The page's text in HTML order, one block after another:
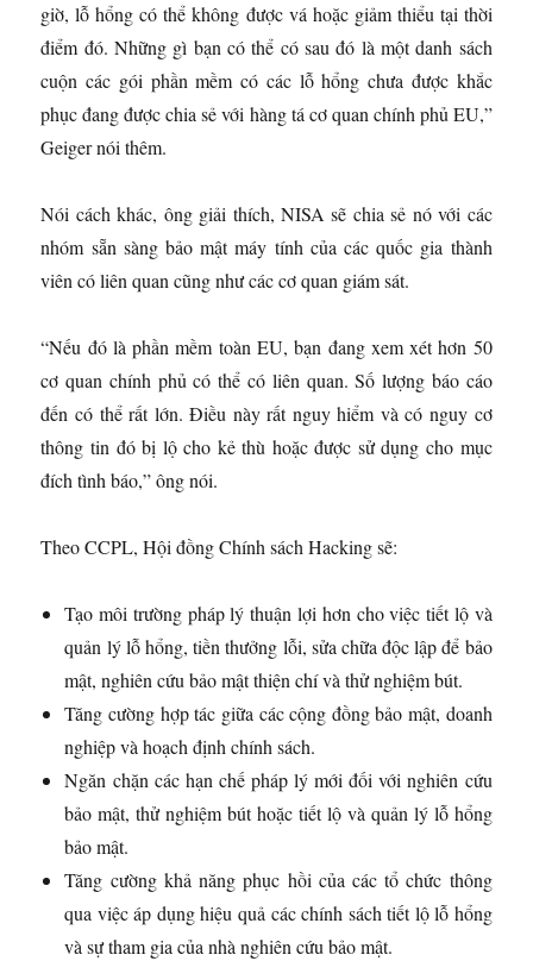
giờ, lỗ hổng có thể không được vá hoặc giảm thiểu tại thời
điểm đó. Những gì bạn có thể có sau đó là một danh sách
cuộn các gói phần mềm có các lỗ hổng chưa được khắc
phục đang được chia sẻ với hàng tá cơ quan chính phủ EU,”
Geiger nói thêm.
Nói cách khác, ông giải thích, NISA sẽ chia sẻ nó với các
nhóm sẵn sàng bảo mật máy tính của các quốc gia thành
viên có liên quan cũng như các cơ quan giám sát.
“Nếu đó là phần mềm toàn EU, bạn đang xem xét hơn 50
cơ quan chính phủ có thể có liên quan. Số lượng báo cáo
đến có thể rất lớn. Điều này rất nguy hiểm và có nguy cơ
thông tin đó bị lộ cho kẻ thù hoặc được sử dụng cho mục
đích tình báo,” ông nói.
Theo CCPL, Hội đồng Chính sách Hacking sẽ:
Tạo môi trường pháp lý thuận lợi hơn cho việc tiết lộ và
quản lý lỗ hổng, tiền thưởng lỗi, sửa chữa độc lập để bảo
mật, nghiên cứu bảo mật thiện chí và thử nghiệm bút.
Tăng cường hợp tác giữa các cộng đồng bảo mật, doanh
nghiệp và hoạch định chính sách.
Ngăn chặn các hạn chế pháp lý mới đối với nghiên cứu
bảo mật, thử nghiệm bút hoặc tiết lộ và quản lý lỗ hổng
bảo mật.
Tăng cường khả năng phục hồi của các tổ chức thông
qua việc áp dụng hiệu quả các chính sách tiết lộ lỗ hổng
và sự tham gia của nhà nghiên cứu bảo mật.